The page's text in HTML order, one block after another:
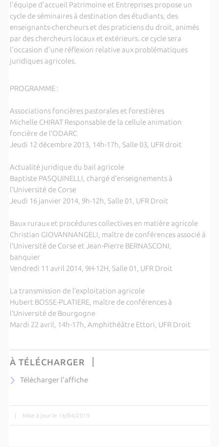
l'équipe d'accueil Patrimoine et Entreprises propose un
cycle de séminaires à destination des étudiants, des
enseignants-chercheurs et des praticiens du droit, animés
par des chercheurs locaux et extérieurs. ce cycle sera
l'occasion d'une réflexion relative aux problématiques
juridiques agricoles.
PROGRAMME :
Associations foncières pastorales et forestières
Michelle CHIRAT Responsable de la cellule animation
foncière de l’ODARC
Jeudi 12 décembre 2013, 14h-17h, Salle 03, UFR droit
Actualité juridique du bail agricole
Baptiste PASQUINELLI, chargé d’enseignements à
l’Université de Corse
Jeudi 16 janvier 2014, 9h-12h, Salle 01, UFR Droit
Baux ruraux et procédures collectives en matière agricole
Christian GIOVANNANGELI, maître de conférences associé à
l’Université de Corse et Jean-Pierre BERNASCONI,
banquier
Vendredi 11 avril 2014, 9H-12H, Salle 01, UFR Droit
La transmission de l’exploitation agricole
Hubert BOSSE-PLATIERE, maître de conférences à
l’Université de Bourgogne
Mardi 22 avril, 14h-17h, Amphithéâtre Ettori, UFR Droit
À TÉLÉCHARGER
Télécharger l'affiche
| Mise à jour le 16/04/2019